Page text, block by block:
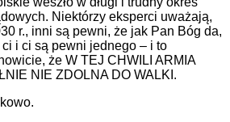
Niektórzy eksperci uważają,
r., inni są pewni, że jak Pan Bóg da,
i ci są pewni jednego – i to
że W TEJ CHWILI ARMIA
NIE ZDOLNA DO WALKI.